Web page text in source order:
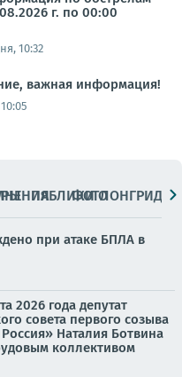
г. по 00:00
10:32
важная информация!
ПАБЛИКИ
ФОТОЛОНГРИДЫ
при атаке БПЛА в
2026 года депутат
совета первого созыва
Наталия Ботвина
коллективом